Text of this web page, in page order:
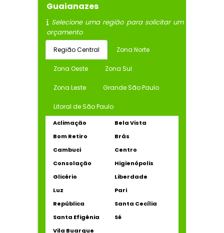
Guaianazes
Selecione uma região para solicitar um
orçamento
Região Central Zona Norte
Zona Oeste Zona Sul
Zona Leste Grande São Paulo
Litoral de São Paulo
Aclimação
Bela Vista
Bom Retiro
Brás
Cambuci
Centro
Consolação
Higienópolis
Glicério
Liberdade
Luz
Pari
República
Santa Cecília
Santa Efigênia
Sé
Vila Buarque